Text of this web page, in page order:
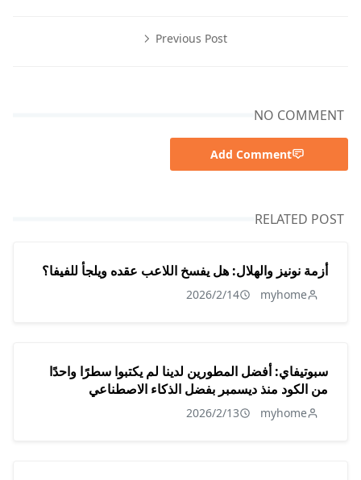
Previous Post
NO COMMENT
Add Comment
RELATED POST
أزمة نونيز والهلال: هل يفسخ اللاعب عقده ويلجأ للفيفا؟
myhome
2026/2/14
سبوتيفاي: أفضل المطورين لدينا لم يكتبوا سطرًا واحدًا
من الكود منذ ديسمبر بفضل الذكاء الاصطناعي
myhome
2026/2/13